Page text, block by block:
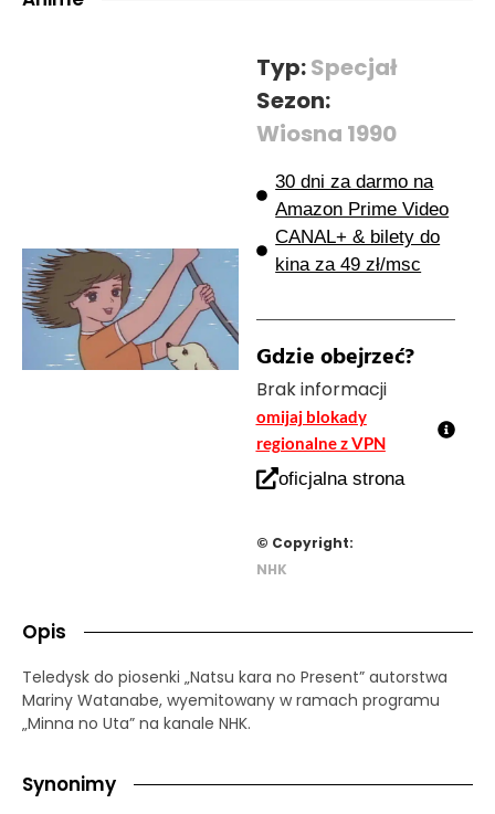
Typ:Specjał
Sezon:
Wiosna 1990
30 dni za darmo na
Amazon Prime Video
CANAL+ & bilety do
kina za 49 zł/msc
Gdzie obejrzeć?
Brak informacji
omijaj blokady
regionalne z VPN
oficjalna strona
© Copyright:
NHK
Opis
Teledysk do piosenki „Natsu kara no Present” autorstwa
Mariny Watanabe, wyemitowany w ramach programu
„Minna no Uta” na kanale NHK.
Synonimy